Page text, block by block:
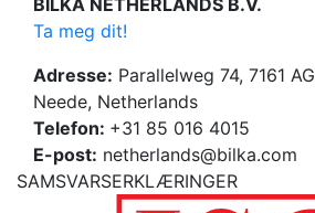
BILKA NETHERLANDS B.V.
Ta meg dit!
Adresse: Parallelweg 74, 7161 AG
Neede, Netherlands
Telefon: +31 85 016 4015
E-post: netherlands@bilka.com
SAMSVARSERKLÆRINGER